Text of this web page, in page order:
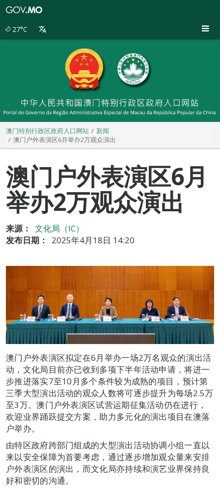
27°C
澳门特别行政区政府入口网站
新闻
澳门户外表演区6月举办2万观众演出
澳门户外表演区6月
举办2万观众演出
来源：
文化局（IC）
发布日期：
2025年4月18日 14:20
澳门户外表演区拟定在6月举办一场2万名观众的演出活
动，文化局目前亦已收到多项下半年活动申请，将进一
步推进落实7至10月多个条件较为成熟的项目，预计第
三季大型演出活动的观众人数将可逐步提升为每场2.5万
至3万。澳门户外表演区试营运期征集活动仍在进行，
欢迎业界踊跃提交方案，助力多元化的演出项目在澳落
户举办。
由特区政府跨部门组成的大型演出活动协调小组一直以
来以安全保障为首要考虑，通过逐步增加观众量来安排
户外表演区的演出，而文化局亦持续和演艺业界保持良
好和密切的沟通。